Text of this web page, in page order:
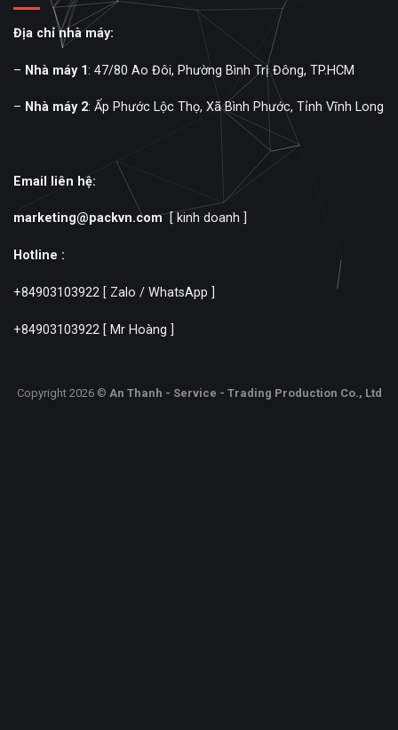
Địa chỉ nhà máy:
– Nhà máy 1: 47/80 Ao Đôi, Phường Bình Trị Đông, TP.HCM
– Nhà máy 2: Ấp Phước Lộc Thọ, Xã Bình Phước, Tỉnh Vĩnh Long
Email liên hệ:
marketing@packvn.com[ kinh doanh ]
Hotline :
+84903103922 [ Zalo / WhatsApp ]
+84903103922 [ Mr Hoàng ]
Copyright 2026 © An Thanh - Service - Trading Production Co., Ltd